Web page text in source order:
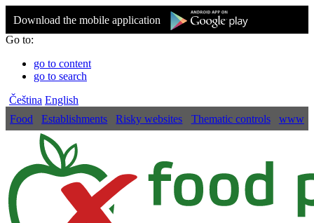
Download the mobile application
Go to:
go to content
go to search
Čeština English
Food
Establishments Risky websites Thematic controls www